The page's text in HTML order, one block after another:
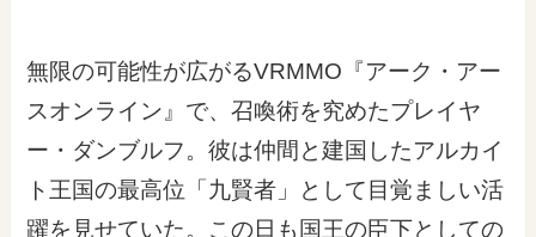
無限の可能性が広がるVRMMO『アーク・アー
スオンライン』で、召喚術を究めたプレイヤ
ー・ダンブルフ。彼は仲間と建国したアルカイ
ト王国の最高位「九賢者」として目覚ましい活
躍を見せていた。この日も国王の臣下としての